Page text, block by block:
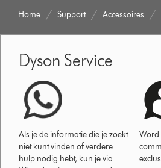
Home Support Accessoires
Dyson Service
Als je de informatie die je zoekt
niet kunt vinden of verdere
hulp nodig hebt, kun je via
Word